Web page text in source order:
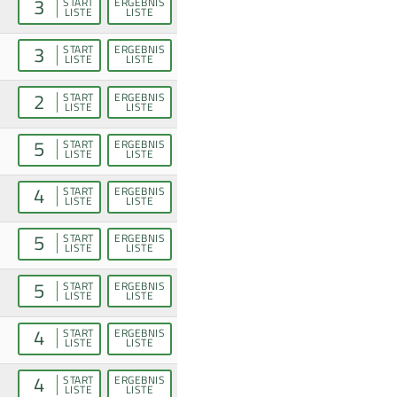
3 LISTE LISTE
3 START
LISTE
ERGEBNIS
LISTE
2 START
LISTE
ERGEBNIS
LISTE
5 START
LISTE
ERGEBNIS
LISTE
4 START
LISTE
ERGEBNIS
LISTE
5 START
LISTE
ERGEBNIS
LISTE
5 START
LISTE
ERGEBNIS
LISTE
4 START
LISTE
ERGEBNIS
LISTE
4 START
LISTE
ERGEBNIS
LISTE